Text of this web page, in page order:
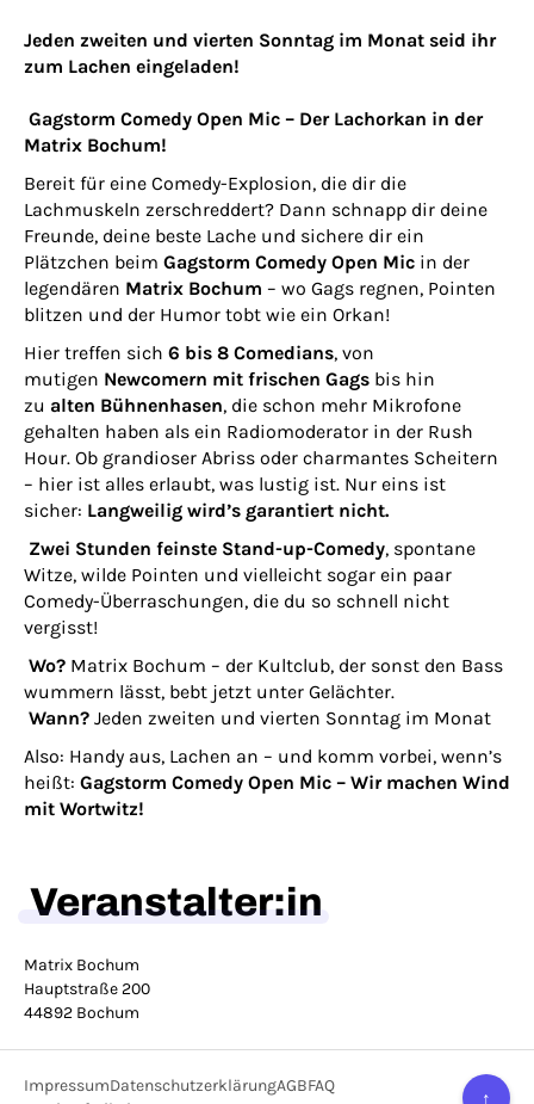
Jeden zweiten und vierten Sonntag im Monat seid ihr
zum Lachen eingeladen!
Gagstorm Comedy Open Mic – Der Lachorkan in der
Matrix Bochum!
Bereit für eine Comedy-Explosion, die dir die
Lachmuskeln zerschreddert? Dann schnapp dir deine
Freunde, deine beste Lache und sichere dir ein
Plätzchen beim Gagstorm Comedy Open Mic in der
legendären Matrix Bochum – wo Gags regnen, Pointen
blitzen und der Humor tobt wie ein Orkan!
Hier treffen sich 6 bis 8 Comedians, von
mutigen Newcomern mit frischen Gags bis hin
zu alten Bühnenhasen, die schon mehr Mikrofone
gehalten haben als ein Radiomoderator in der Rush
Hour. Ob grandioser Abriss oder charmantes Scheitern
– hier ist alles erlaubt, was lustig ist. Nur eins ist
sicher: Langweilig wird’s garantiert nicht.
Zwei Stunden feinste Stand-up-Comedy, spontane
Witze, wilde Pointen und vielleicht sogar ein paar
Comedy-Überraschungen, die du so schnell nicht
vergisst!
Wo? Matrix Bochum – der Kultclub, der sonst den Bass
wummern lässt, bebt jetzt unter Gelächter.
Wann? Jeden zweiten und vierten Sonntag im Monat
Also: Handy aus, Lachen an – und komm vorbei, wenn’s
heißt: Gagstorm Comedy Open Mic – Wir machen Wind
mit Wortwitz!
Veranstalter:in
Matrix Bochum
Hauptstraße 200
44892 Bochum
ImpressumDatenschutzerklärungAGBFAQ
↑